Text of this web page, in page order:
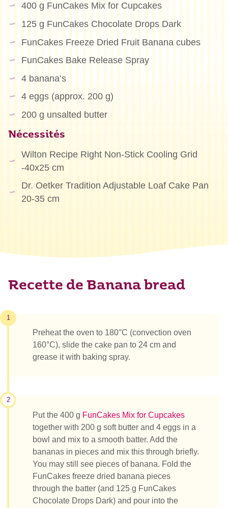
400 g FunCakes Mix for Cupcakes
125 g FunCakes Chocolate Drops Dark
FunCakes Freeze Dried Fruit Banana cubes
FunCakes Bake Release Spray
4 banana’s
4 eggs (approx. 200 g)
200 g unsalted butter
Nécessités
Wilton Recipe Right Non-Stick Cooling Grid
-40x25 cm
Dr. Oetker Tradition Adjustable Loaf Cake Pan
20-35 cm
Recette de Banana bread
1
Preheat the oven to 180°C (convection oven
160°C), slide the cake pan to 24 cm and
grease it with baking spray.
2
Put the 400 g FunCakes Mix for Cupcakes
together with 200 g soft butter and 4 eggs in a
bowl and mix to a smooth batter. Add the
bananas in pieces and mix this through briefly.
You may still see pieces of banana. Fold the
FunCakes freeze dried banana pieces
through the batter (and 125 g FunCakes
Chocolate Drops Dark) and pour into the